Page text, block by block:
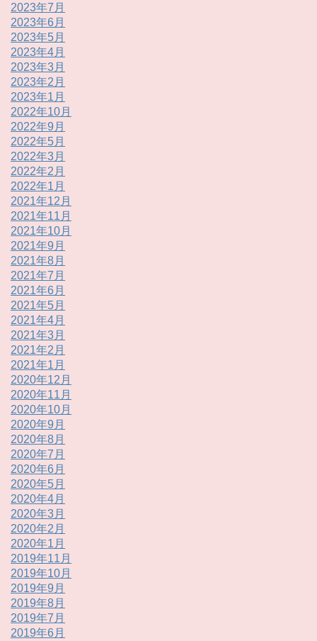
2023年7月
2023年6月
2023年5月
2023年4月
2023年3月
2023年2月
2023年1月
2022年10月
2022年9月
2022年5月
2022年3月
2022年2月
2022年1月
2021年12月
2021年11月
2021年10月
2021年9月
2021年8月
2021年7月
2021年6月
2021年5月
2021年4月
2021年3月
2021年2月
2021年1月
2020年12月
2020年11月
2020年10月
2020年9月
2020年8月
2020年7月
2020年6月
2020年5月
2020年4月
2020年3月
2020年2月
2020年1月
2019年11月
2019年10月
2019年9月
2019年8月
2019年7月
2019年6月